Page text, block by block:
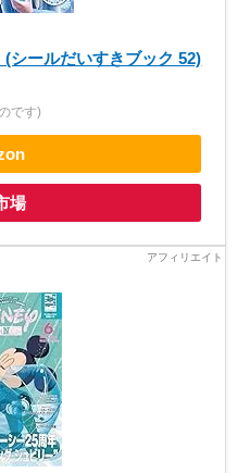
シールだいすきブック 52)
です)
場